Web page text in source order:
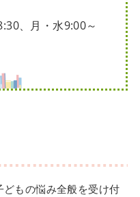
、月・水9:00～
もの悩み全般を受け付